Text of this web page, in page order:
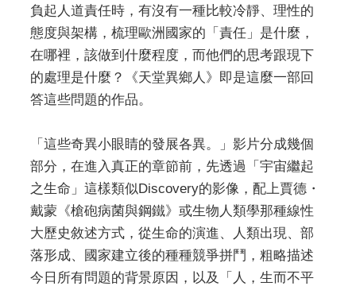
負起人道責任時，有沒有一種比較冷靜、理性的
態度與架構，梳理歐洲國家的「責任」是什麼，
在哪裡，該做到什麼程度，而他們的思考跟現下
的處理是什麼？《天堂異鄉人》即是這麼一部回
答這些問題的作品。
「這些奇異小眼睛的發展各異。」影片分成幾個
部分，在進入真正的章節前，先透過「宇宙繼起
之生命」這樣類似Discovery的影像，配上賈德・
戴蒙《槍砲病菌與鋼鐵》或生物人類學那種線性
大歷史敘述方式，從生命的演進、人類出現、部
落形成、國家建立後的種種競爭拼鬥，粗略描述
今日所有問題的背景原因，以及「人，生而不平